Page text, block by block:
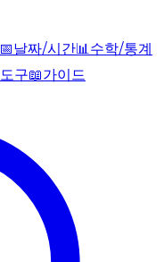
📅날짜/시간📊수학/통계
도구📖가이드